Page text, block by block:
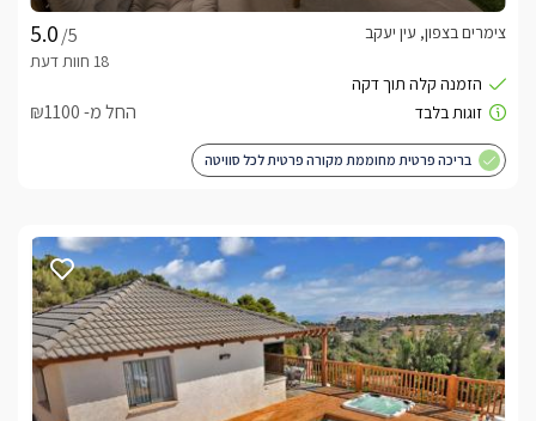
/5
צימרים בצפון, עין יעקב
החל מ- ₪1100
בריכה פרטית מחוממת מקורה פרטית לכל סוויטה